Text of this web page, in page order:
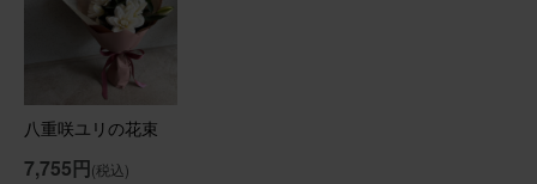
八重咲ユリの花束
7,755円(税込)